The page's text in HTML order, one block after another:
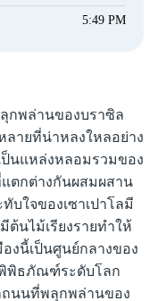
5:49 PM
กพล่านของบราซิล
ายที่น่าหลงใหลอย่าง
ป็นแหล่งหลอมรวมของ
ตกต่างกันผสมผสาน
บใจของเซาเปาโลมี
นไม้เรียงรายทำให้
งนี้เป็นศูนย์กลางของ
พิพิธภัณฑ์ระดับโลก
ถนนที่พลุกพล่านของ